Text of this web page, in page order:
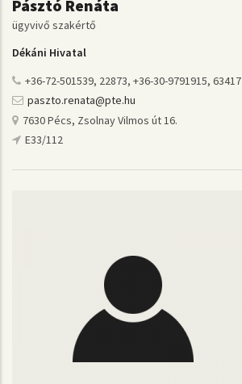
Pásztó Renáta
ügyvivő szakértő
Dékáni Hivatal
+36-72-501539, 22873, +36-30-9791915, 63417
paszto.renata@pte.hu
7630 Pécs, Zsolnay Vilmos út 16.
E33/112